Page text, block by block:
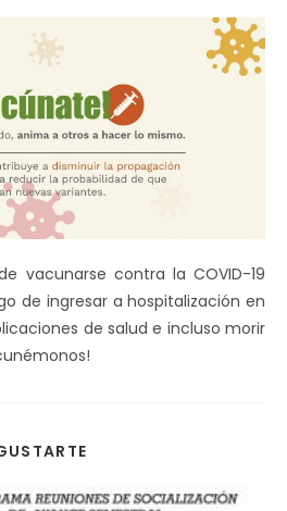
vacunarse contra la COVID-19
de ingresar a hospitalización en
de salud e incluso morir